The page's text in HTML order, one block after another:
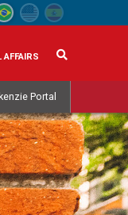
AFFAIRS
Portal